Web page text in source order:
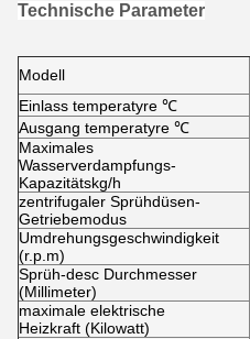
Technische Parameter
Modell
Einlass temperatyre ℃
Ausgang temperatyre ℃
Maximales
Wasserverdampfungs-
Kapazitätskg/h
zentrifugaler Sprühdüsen-
Getriebemodus
Umdrehungsgeschwindigkeit
(r.p.m)
Sprüh-desc Durchmesser
(Millimeter)
maximale elektrische
Heizkraft (Kilowatt)